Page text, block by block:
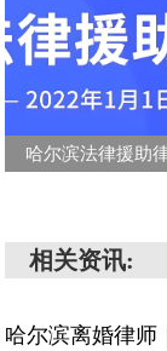
哈尔滨法律援助
相关资讯:
哈尔滨离婚律师